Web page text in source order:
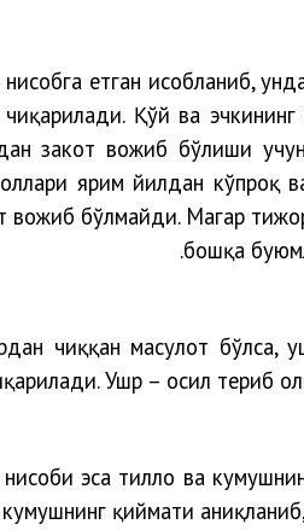
етган ҳисобланиб,
Қўй ва эчкининг
закот вожиб бўлиши
ярим йилдан кўпроқ
вожиб бўлмайди. Магар
бошқа
чиққан маҳсулот бўлса,
Ушр – ҳосил териб
эса тилло ва
қиймати